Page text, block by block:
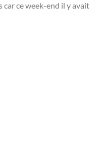
car ce week-end il y avait